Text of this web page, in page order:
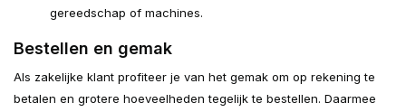
gereedschap of machines.
Bestellen en gemak
Als zakelijke klant profiteer je van het gemak om op rekening te
betalen en grotere hoeveelheden tegelijk te bestellen. Daarmee